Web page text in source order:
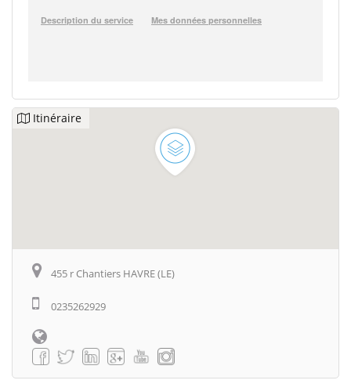
Itinéraire
455 r Chantiers HAVRE (LE)
0235262929